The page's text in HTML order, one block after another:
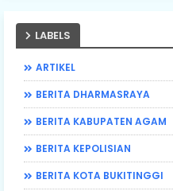
LABELS
ARTIKEL
BERITA DHARMASRAYA
BERITA KABUPATEN AGAM
BERITA KEPOLISIAN
BERITA KOTA BUKITINGGI